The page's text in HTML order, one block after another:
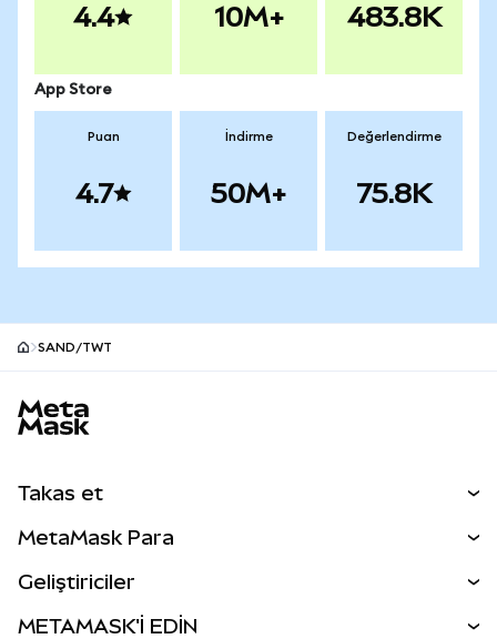
4.4 10M+ 483.8K
App Store
Puan
4.7
İndirme
50M+
Değerlendirme
75.8K
SAND/TWT
Takas et
Perps
MetaMask Para
Geliştiriciler
METAMASK'İ EDİN